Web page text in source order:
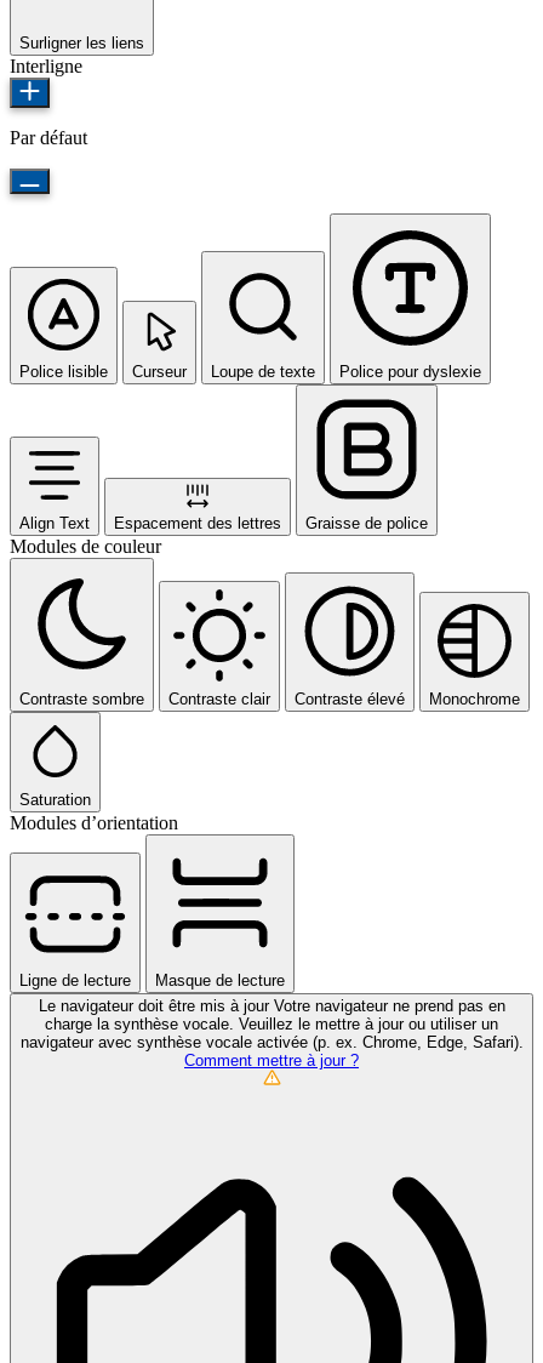
Surligner les liens
Interligne
Par défaut
Police lisible Curseur Loupe de texte Police pour dyslexie
Align Text Espacement des lettres Graisse de police
Modules de couleur
Contraste sombre Contraste clair Contraste élevé Monochrome
Saturation
Modules d’orientation
Ligne de lecture
Masque de lecture
Le navigateur doit être mis à jour Votre navigateur ne prend pas en
charge la synthèse vocale. Veuillez le mettre à jour ou utiliser un
navigateur avec synthèse vocale activée (p. ex. Chrome, Edge, Safari).
Comment mettre à jour ?